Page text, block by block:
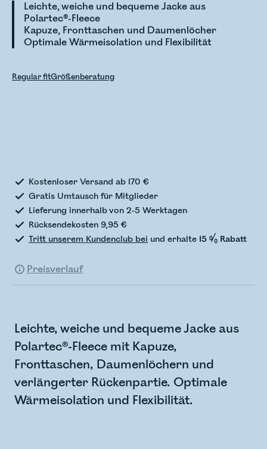
Leichte, weiche und bequeme Jacke aus
Polartec®-Fleece
Kapuze, Fronttaschen und Daumenlöcher
Optimale Wärmeisolation und Flexibilität
Regular fitGrößenberatung
Kostenloser Versand ab 170 €
Gratis Umtausch für Mitglieder
Lieferung innerhalb von 2-5 Werktagen
Rücksendekosten 9,95 €
Tritt unserem Kundenclub bei und erhalte 15 % Rabatt
Preisverlauf
Leichte, weiche und bequeme Jacke aus
Polartec®-Fleece mit Kapuze,
Fronttaschen, Daumenlöchern und
verlängerter Rückenpartie. Optimale
Wärmeisolation und Flexibilität.